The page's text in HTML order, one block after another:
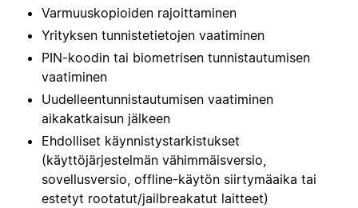
Varmuuskopioiden rajoittaminen
Yrityksen tunnistetietojen vaatiminen
PIN-koodin tai biometrisen tunnistautumisen
vaatiminen
Uudelleentunnistautumisen vaatiminen
aikakatkaisun jälkeen
Ehdolliset käynnistystarkistukset
(käyttöjärjestelmän vähimmäisversio,
sovellusversio, offline-käytön siirtymäaika tai
estetyt rootatut/jailbreakatut laitteet)